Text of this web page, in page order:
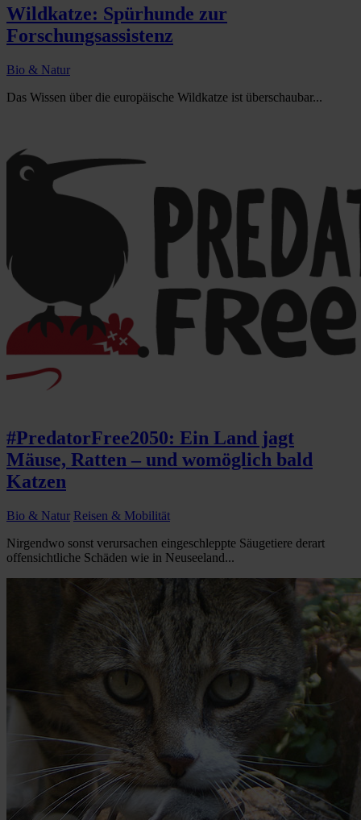
Wildkatze: Spürhunde zur
Forschungsassistenz
Bio & Natur
Das Wissen über die europäische Wildkatze ist überschaubar...
#PredatorFree2050: Ein Land jagt
Mäuse, Ratten – und womöglich bald
Katzen
Bio & Natur Reisen & Mobilität
Nirgendwo sonst verursachen eingeschleppte Säugetiere derart
offensichtliche Schäden wie in Neuseeland...